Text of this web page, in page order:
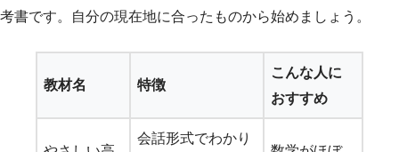
考書です。自分の現在地に合ったものから始めましょう。
教材名 特徴
こんな人に
おすすめ
会話形式でわかり